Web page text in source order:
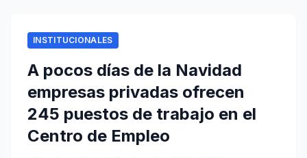
INSTITUCIONALES
A pocos días de la Navidad
empresas privadas ofrecen
245 puestos de trabajo en el
Centro de Empleo